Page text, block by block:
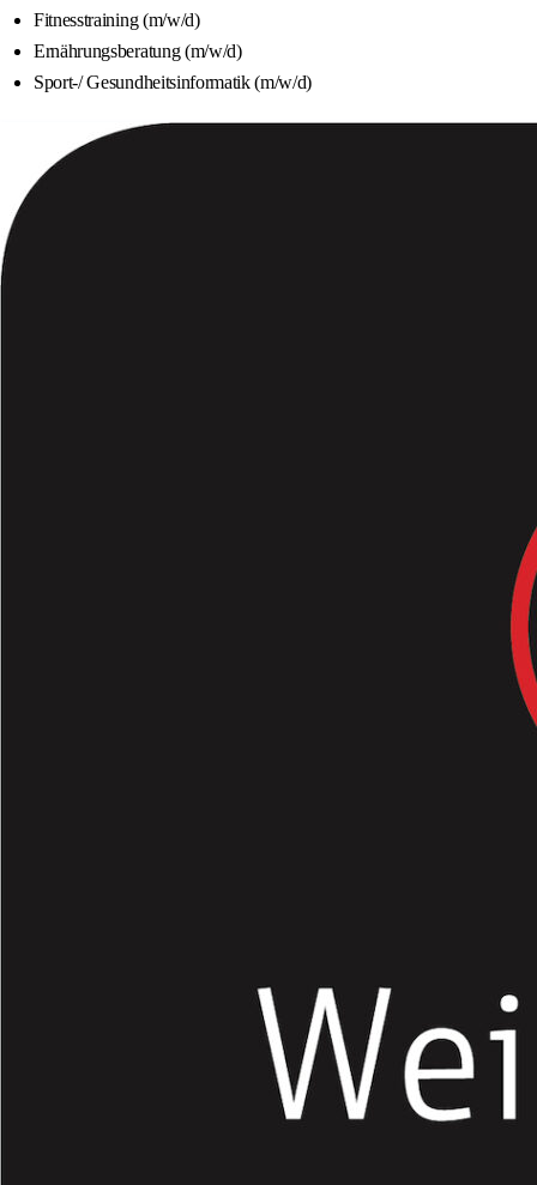
Fitnesstraining (m/w/d)
Ernährungsberatung (m/w/d)
Sport-/ Gesundheitsinformatik (m/w/d)